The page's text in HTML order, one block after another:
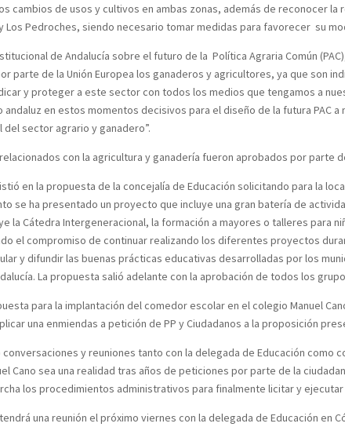
cambios de usos y cultivos en ambas zonas, además de reconocer
Los Pedroches, siendo necesario tomar medidas para favorecer su
de Andalucía sobre el futuro de la Política Agraria Común
parte de la Unión Europea los ganaderos y agricultores, ya que son
y proteger a este sector con todos los medios que tengamos a
en estos momentos decisivos para el diseño de la futura PAC
sector agrario y ganadero”.
con la agricultura y ganadería fueron aprobados por parte
en la propuesta de la concejalía de Educación solicitando para la
se ha presentado un proyecto que incluye una gran batería de
la Cátedra Intergeneracional, la formación a mayores o talleres para
el compromiso de continuar realizando los diferentes proyectos
y difundir las buenas prácticas educativas desarrolladas por los
La propuesta salió adelante con la aprobación de todos los
para la implantación del comedor escolar en el colegio Manuel
una enmiendas a petición de PP y Ciudadanos a la proposición
y reuniones tanto con la delegada de Educación
Cano sea una realidad tras años de peticiones por parte de la
los procedimientos administrativos para finalmente licitar y
una reunión el próximo viernes con la delegada de Educación